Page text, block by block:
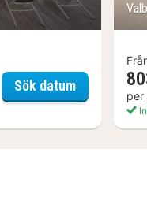
Sök datumAdonis
per